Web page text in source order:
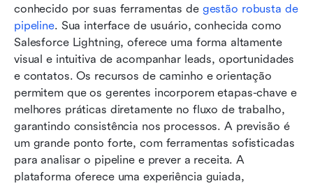
conhecido por suas ferramentas de gestão robusta de
pipeline. Sua interface de usuário, conhecida como
Salesforce Lightning, oferece uma forma altamente
visual e intuitiva de acompanhar leads, oportunidades
e contatos. Os recursos de caminho e orientação
permitem que os gerentes incorporem etapas-chave e
melhores práticas diretamente no fluxo de trabalho,
garantindo consistência nos processos. A previsão é
um grande ponto forte, com ferramentas sofisticadas
para analisar o pipeline e prever a receita. A
plataforma oferece uma experiência guiada,